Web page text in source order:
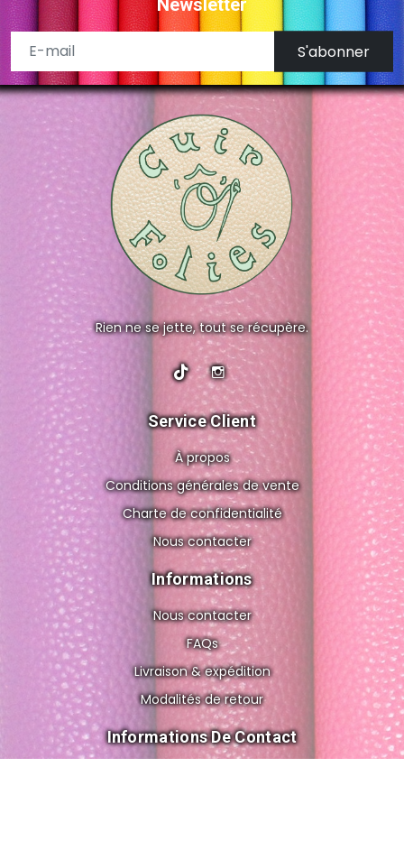
S'abonner
Rien ne se jette, tout se récupère.
Service Client
À propos
Conditions générales de vente
Charte de confidentialité
Nous contacter
Informations
Nous contacter
FAQs
Livraison & expédition
Modalités de retour
Informations De Contact